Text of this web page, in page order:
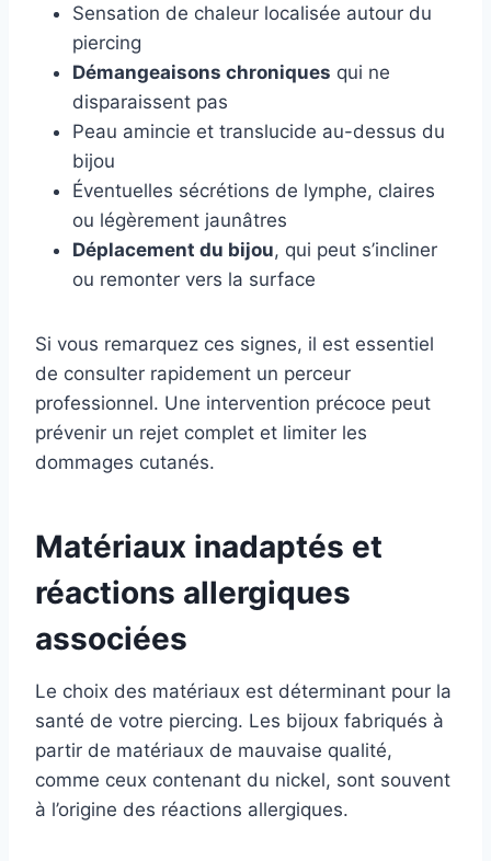
Sensation de chaleur localisée autour du
piercing
Démangeaisons chroniques qui ne
disparaissent pas
Peau amincie et translucide au-dessus du
bijou
Éventuelles sécrétions de lymphe, claires
ou légèrement jaunâtres
Déplacement du bijou, qui peut s’incliner
ou remonter vers la surface
Si vous remarquez ces signes, il est essentiel
de consulter rapidement un perceur
professionnel. Une intervention précoce peut
prévenir un rejet complet et limiter les
dommages cutanés.
Matériaux inadaptés et
réactions allergiques
associées
Le choix des matériaux est déterminant pour la
santé de votre piercing. Les bijoux fabriqués à
partir de matériaux de mauvaise qualité,
comme ceux contenant du nickel, sont souvent
à l’origine des réactions allergiques.